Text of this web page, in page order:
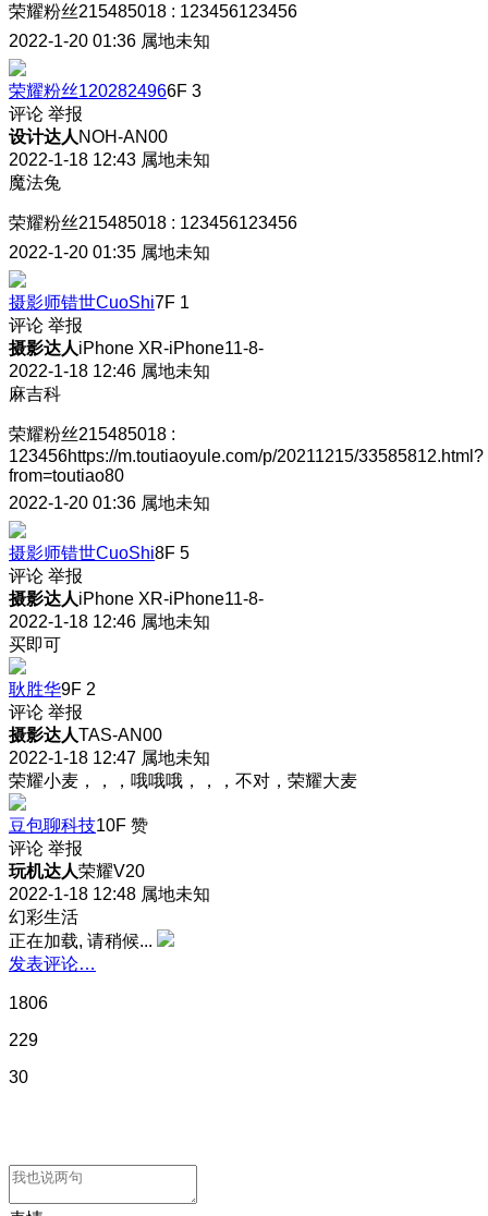
荣耀粉丝215485018 : 123456123456
2022-1-20 01:36 属地未知
荣耀粉丝1202824966F 3
评论 举报
设计达人 NOH-AN00
2022-1-18 12:43 属地未知
魔法兔
荣耀粉丝215485018 : 123456123456
2022-1-20 01:35 属地未知
摄影师错世CuoShi7F 1
评论 举报
摄影达人iPhone XR-iPhone11-8-
2022-1-18 12:46 属地未知
麻吉科
荣耀粉丝215485018 :
123456https://m.toutiaoyule.com/p/20211215/33585812.html?
from=toutiao80
2022-1-20 01:36 属地未知
摄影师错世CuoShi8F 5
评论 举报
摄影达人iPhone XR-iPhone11-8-
2022-1-18 12:46 属地未知
买即可
耿胜华9F 2
评论 举报
摄影达人TAS-AN00
2022-1-18 12:47 属地未知
荣耀小麦，，，哦哦哦，，，不对，荣耀大麦
豆包聊科技10F 赞
评论 举报
玩机达人荣耀V20
2022-1-18 12:48 属地未知
幻彩生活
正在加载, 请稍候...
发表评论…
1806
229
30